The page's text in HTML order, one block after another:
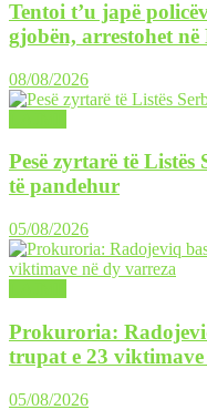
Tentoi t’u japë
gjobën, arrestohet
08/08/2026
Pesë zyrtarë të
të pandehur
05/08/2026
Prokuroria:
trupat e 23
05/08/2026